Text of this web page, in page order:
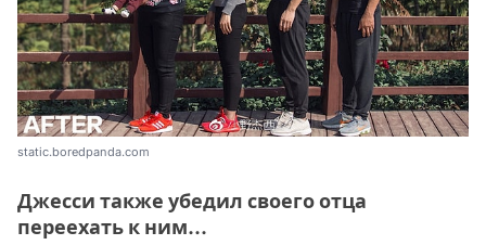
static.boredpanda.com
Джесси также убедил своего отца
переехать к ним...